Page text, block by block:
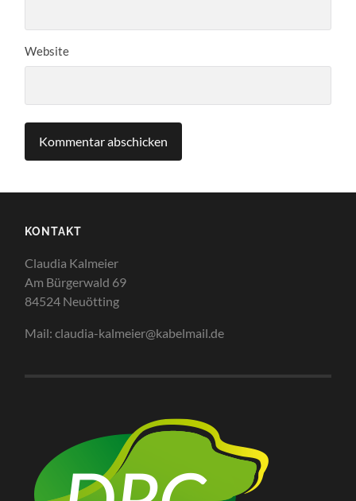
Website
KONTAKT
Claudia Kalmeier
Am Bürgerwald 69
84524 Neuötting
Mail: claudia-kalmeier@kabelmail.de